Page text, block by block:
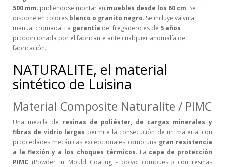
500 mm. pudiéndose montar en muebles desde los 60 cm. Se
dispone en colores blanco o granito negro. Se incluye válvula
manual cromada. La garantía del fregadero es de 5 años
proporcionada por el fabricante ante cualquier anomalía de
fabricación.
NATURALITE, el material
sintético de Luisina
Material Composite Naturalite / PIMC
Una mezcla de resinas de poliéster, de cargas minerales y
fibras de vidrio largas permite la consecución de un material con
propiedades mecánicas excepcionales como una gran resistencia
a la flexión y a los choques térmicos. La capa de protección
PIMC (Powder in Mould Coating - polvo compuesto con resinas